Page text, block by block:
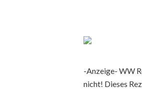
-Anzeige- WW
nicht! Dieses